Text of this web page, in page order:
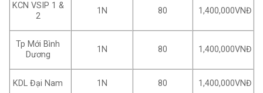
KCN VSIP 1 &
2
1N 80 1,400,000VNĐ
Tp Mới Bình
Dương
1N 80 1,400,000VNĐ
KDL Đại Nam 1N 80 1,400,000VNĐ